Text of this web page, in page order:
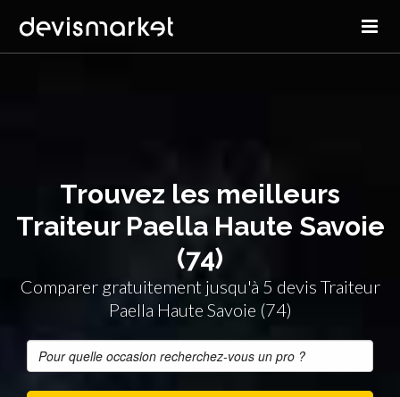
Trouvez les meilleurs
Traiteur Paella Haute Savoie
(74)
Comparer gratuitement jusqu'à 5 devis Traiteur
Paella Haute Savoie (74)